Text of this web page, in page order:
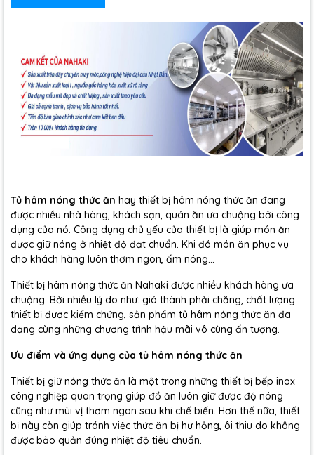
Tủ hâm nóng thức ăn hay thiết bị hâm nóng thức ăn đang
được nhiều nhà hàng, khách sạn, quán ăn ưa chuộng bởi công
dụng của nó. Công dụng chủ yếu của thiết bị là giúp món ăn
được giữ nóng ở nhiệt độ đạt chuẩn. Khi đó món ăn phục vụ
cho khách hàng luôn thơm ngon, ấm nóng…
Thiết bị hâm nóng thức ăn Nahaki được nhiều khách hàng ưa
chuộng. Bởi nhiều lý do như: giá thành phải chăng, chất lượng
thiết bị được kiểm chứng, sản phẩm tủ hâm nóng thức ăn đa
dạng cùng những chương trình hậu mãi vô cùng ấn tượng.
Ưu điểm và ứng dụng của tủ hâm nóng thức ăn
Thiết bị giữ nóng thức ăn là một trong những thiết bị bếp inox
công nghiệp quan trọng giúp đồ ăn luôn giữ được độ nóng
cũng như mùi vị thơm ngon sau khi chế biến. Hơn thế nữa, thiết
bị này còn giúp tránh việc thức ăn bị hư hỏng, ôi thiu do không
được bảo quản đúng nhiệt độ tiêu chuẩn.